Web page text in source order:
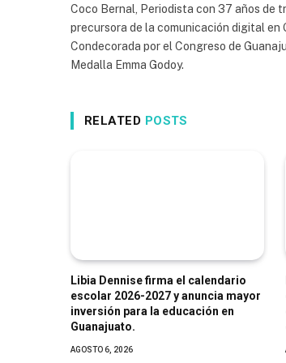
Coco Bernal, Periodista con 37 años de
precursora de la comunicación digital en
Condecorada por el Congreso de
Medalla Emma Godoy.
RELATED POSTS
Libia Dennise firma el calendario
escolar 2026-2027 y anuncia mayor
inversión para la educación en
Guanajuato.
AGOSTO 6, 2026